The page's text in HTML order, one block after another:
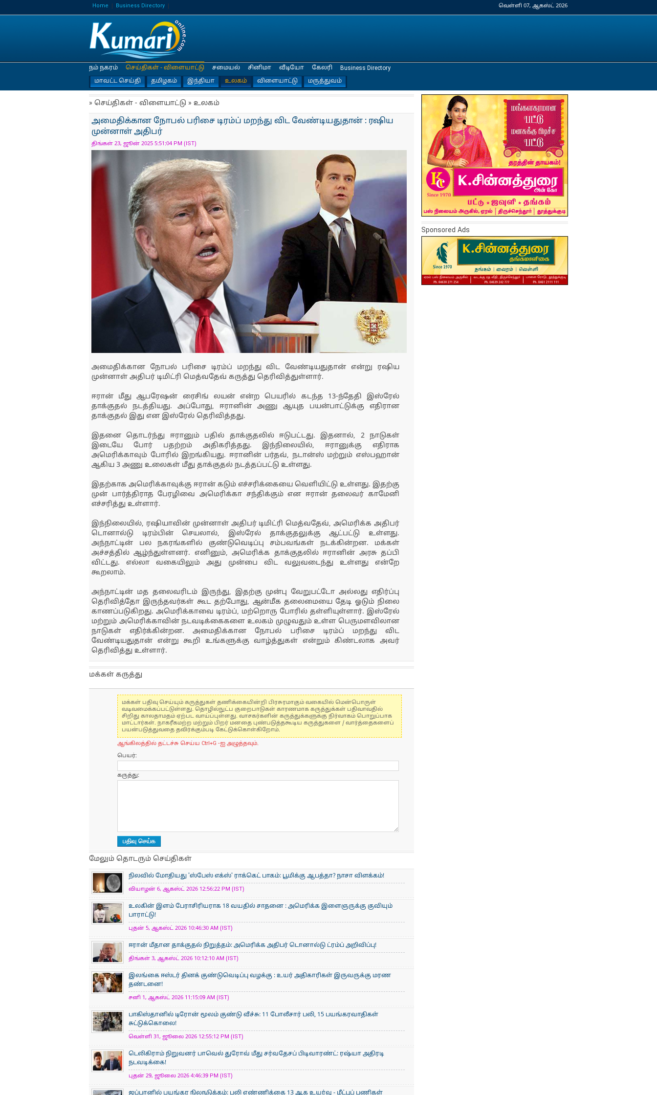
Home Business Directory வெள்ளி 07, ஆகஸ்ட் 2026
நம் நகரம்
செய்திகள் - விளையாட்டு
மாவட்ட செய்தி
தமிழகம் இந்தியா உலகம் விளையாட்டு மருத்துவம்
சமையல் சினிமா வீடியோ கேலரி Business Directory
» செய்திகள் - விளையாட்டு » உலகம்
அமைதிக்கான நோபல் பரிசை டிரம்ப் மறந்து விட வேண்டியதுதான் : ரஷிய
முன்னாள் அதிபர்
திங்கள் 23, ஜூன் 2025 5:51:04 PM (IST)
அமைதிக்கான நோபல் பரிசை டிரம்ப் மறந்து விட வேண்டியதுதான் என்று ரஷிய
முன்னாள் அதிபர் டிமிட்ரி மெத்வதேவ் கருத்து தெரிவித்துள்ளார்.
ஈரான் மீது ஆபரேஷன் ரைசிங் லயன் என்ற பெயரில் கடந்த 13-ந்தேதி இஸ்ரேல்
தாக்குதல் நடத்தியது. அப்போது, ஈரானின் அணு ஆயுத பயன்பாட்டுக்கு எதிரான
தாக்குதல் இது என இஸ்ரேல் தெரிவித்தது.
இதனை தொடர்ந்து ஈரானும் பதில் தாக்குதலில் ஈடுபட்டது. இதனால், 2 நாடுகள்
இடையே போர் பதற்றம் அதிகரித்தது. இந்நிலையில், ஈரானுக்கு எதிராக
அமெரிக்காவும் போரில் இறங்கியது. ஈரானின் பர்தவ், நடான்ஸ் மற்றும் எஸ்பஹான்
ஆகிய 3 அணு உலைகள் மீது தாக்குதல் நடத்தப்பட்டு உள்ளது.
இதற்காக அமெரிக்காவுக்கு ஈரான் கடும் எச்சரிக்கையை வெளியிட்டு உள்ளது. இதற்கு
முன் பார்த்திராத பேரழிவை அமெரிக்கா சந்திக்கும் என ஈரான் தலைவர் காமேனி
எச்சரித்து உள்ளார்.
இந்நிலையில், ரஷியாவின் முன்னாள் அதிபர் டிமிட்ரி மெத்வதேவ், அமெரிக்க அதிபர்
டொனால்டு டிரம்பின் செயலால், இஸ்ரேல் தாக்குதலுக்கு ஆட்பட்டு உள்ளது.
அந்நாட்டின் பல நகரங்களில் குண்டுவெடிப்பு சம்பவங்கள் நடக்கின்றன. மக்கள்
அச்சத்தில் ஆழ்ந்துள்ளனர். எனினும், அமெரிக்க தாக்குதலில் ஈரானின் அரசு தப்பி
விட்டது. எல்லா வகையிலும் அது முன்பை விட வலுவடைந்து உள்ளது என்றே
கூறலாம்.
அந்நாட்டின் மத தலைவரிடம் இருந்து, இதற்கு முன்பு வேறுபட்டோ அல்லது எதிர்ப்பு
தெரிவித்தோ இருந்தவர்கள் கூட தற்போது, ஆன்மீக தலைமையை தேடி ஓடும் நிலை
காணப்படுகிறது. அமெரிக்காவை டிரம்ப், மற்றொரு போரில் தள்ளியுள்ளார். இஸ்ரேல்
மற்றும் அமெரிக்காவின் நடவடிக்கைகளை உலகம் முழுவதும் உள்ள பெருமளவிலான
நாடுகள் எதிர்க்கின்றன. அமைதிக்கான நோபல் பரிசை டிரம்ப் மறந்து விட
வேண்டியதுதான் என்று கூறி உங்களுக்கு வாழ்த்துகள் என்றும் கிண்டலாக அவர்
தெரிவித்து உள்ளார்.
மக்கள் கருத்து
மக்கள் பதிவு செய்யும் கருத்துகள் தணிக்கையின்றி பிரசுரமாகும் வகையில் மென்பொருள்
வடிவமைக்கப்பட்டுள்ளது. தொழில்நுட்ப குறைபாடுகள் காரணமாக கருத்துக்கள் பதிவாவதில்
சிறிது காலதாமதம் ஏற்பட வாய்ப்புள்ளது. வாசகர்களின் கருத்துக்களுக்கு நிர்வாகம் பொறுப்பாக
மாட்டார்கள். நாகரீகமற்ற மற்றும் பிறர் மனதை புண்படுத்தகூடிய கருத்துகளை / வார்த்தைகளைப்
பயன்படுத்துவதை தவிர்க்கும்படி கேட்டுக்கொள்கிறோம்.
ஆங்கிலத்தில் தட்டச்சு செய்ய Ctrl+G -ஐ அழுத்தவும்.
பெயர்:
கருத்து:
மேலும் தொடரும் செய்திகள்
நிலவில் மோதியது 'ஸ்பேஸ் எக்ஸ்' ராக்கெட் பாகம்: பூமிக்கு ஆபத்தா? நாசா விளக்கம்!
வியாழன் 6, ஆகஸ்ட் 2026 12:56:22 PM (IST)
உலகின் இளம் பேராசிரிய​ராக 18 வயதில் சாதனை : அமெரிக்​க இளைஞருக்கு குவியும்
பாராட்டு!
புதன் 5, ஆகஸ்ட் 2026 10:46:30 AM (IST)
ஈரான் மீதான தாக்குதல் நிறுத்தம்: அமெரிக்க அதிபர் டொனால்டு ட்ரம்ப் அறிவிப்பு!
திங்கள் 3, ஆகஸ்ட் 2026 10:12:10 AM (IST)
இலங்கை ஈஸ்டர் தினக் குண்டுவெடிப்பு வழக்கு : உயர் அதிகாரிகள் இருவருக்கு மரண
தண்டனை!
சனி 1, ஆகஸ்ட் 2026 11:15:09 AM (IST)
பாகிஸ்தானில் டிரோன் மூலம் குண்டு வீச்சு: 11 போலீசார் பலி, 15 பயங்கரவாதிகள்
சுட்டுக்கொலை!
வெள்ளி 31, ஜூலை 2026 12:55:12 PM (IST)
டெலிகிராம் நிறுவனர் பாவெல் துரோவ் மீது சர்வதேசப் பிடிவாரண்ட்: ரஷ்யா அதிரடி
நடவடிக்கை!
புதன் 29, ஜூலை 2026 4:46:39 PM (IST)
ஜப்பானில் பயங்கர நிலநடுக்கம்: பலி எண்ணிக்கை 13 ஆக உயர்வு - மீட்புப் பணிகள்
Sponsored Ads